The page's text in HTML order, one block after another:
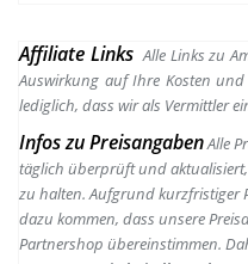
Affiliate Links Alle Links zu
Auswirkung auf Ihre Kosten und
lediglich, dass wir als Vermittler
Infos zu PreisangabenAlle
täglich überprüft und
zu halten. Aufgrund kurzfristiger
dazu kommen, dass unsere
Partnershop übereinstimmen.